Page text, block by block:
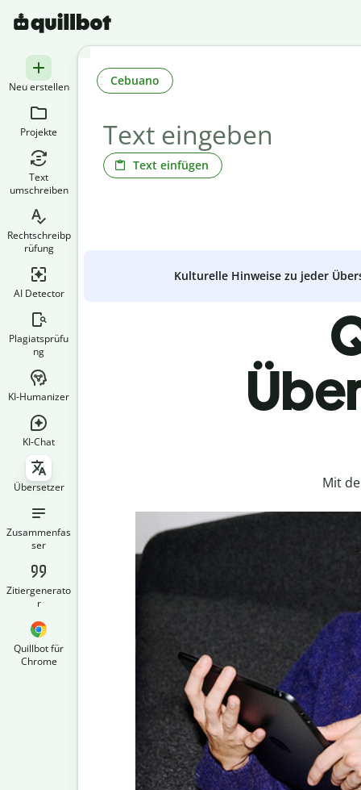
Neu erstellen
Projekte
Text
umschreiben
Rechtschreibp
rüfung
AI Detector
Plagiatsprüfu
ng
KI-Humanizer
KI-Chat
Übersetzer
Zusammenfas
ser
Zitiergenerato
r
Quillbot für
Chrome
Text einfügen
Cebuano
Kulturelle Hinweise zu jeder
Mit